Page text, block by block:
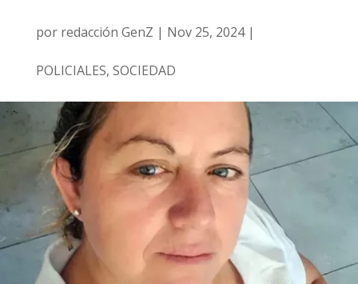
por redacción GenZ | Nov 25, 2024|
POLICIALES, SOCIEDAD